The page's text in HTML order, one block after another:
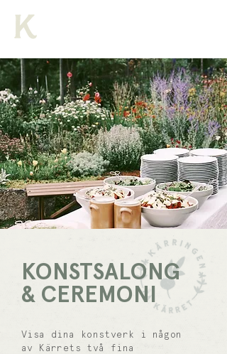
KONSTSALONG
& CEREMONI
Visa dina konstverk i någon
av Kärrets två fina